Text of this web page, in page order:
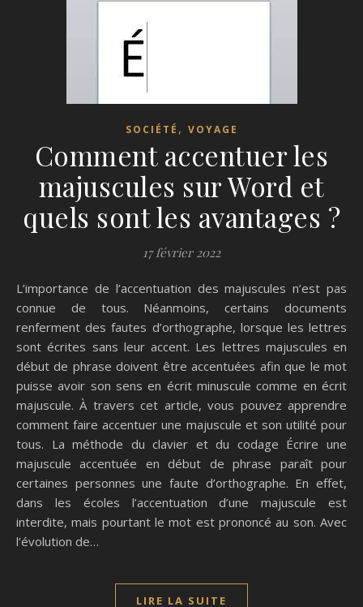
SOCIÉTÉ , VOYAGE
Comment accentuer les
majuscules sur Word et
quels sont les avantages ?
17 février 2022
L’importance de l’accentuation des majuscules n’est pas
connue de tous. Néanmoins, certains documents
renferment des fautes d’orthographe, lorsque les lettres
sont écrites sans leur accent. Les lettres majuscules en
début de phrase doivent être accentuées afin que le mot
puisse avoir son sens en écrit minuscule comme en écrit
majuscule. À travers cet article, vous pouvez apprendre
comment faire accentuer une majuscule et son utilité pour
tous. La méthode du clavier et du codage Écrire une
majuscule accentuée en début de phrase paraît pour
certaines personnes une faute d’orthographe. En effet,
dans les écoles l’accentuation d’une majuscule est
interdite, mais pourtant le mot est prononcé au son. Avec
l’évolution de…
LIRE LA SUITE